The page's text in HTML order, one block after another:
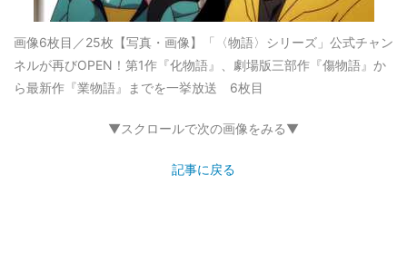
画像6枚目／25枚 【写真・画像】「〈物語〉シリーズ」公式チャン
ネルが再びOPEN！第1作『化物語』、劇場版三部作『傷物語』か
ら最新作『業物語』までを一挙放送 6枚目
▼スクロールで次の画像をみる▼
記事に戻る